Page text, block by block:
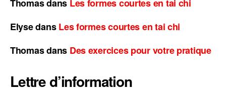
Thomasdans Les formes courtes en tai chi
ElysedansLes formes courtes en tai chi
Thomasdans Des exercices pour votre pratique
Lettre d’information